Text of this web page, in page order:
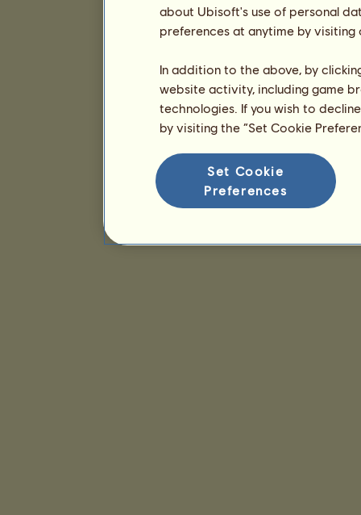
about Ubisoft's use of personal
preferences at anytime by
In addition to the above, by
website activity, including game
technologies. If you wish to
by visiting the “Set Cookie
Set Cookie
Preferences